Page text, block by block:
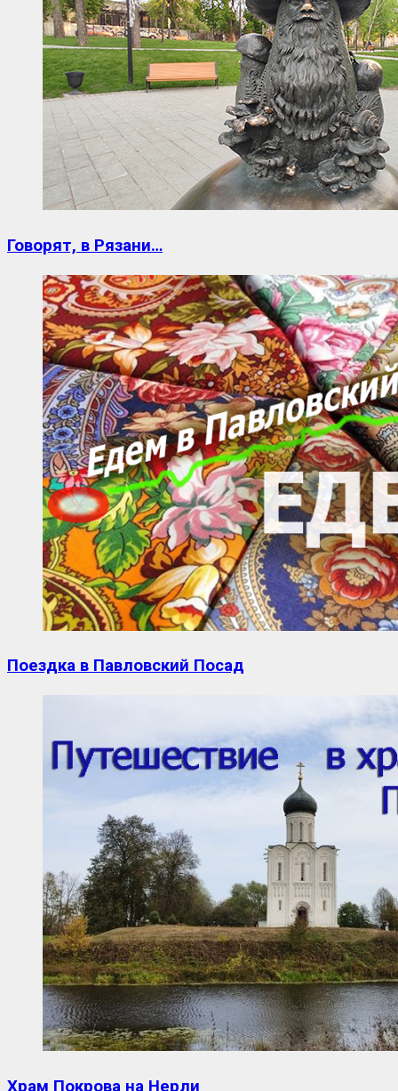
Говорят, в Рязани…
Поездка в Павловский Посад
Храм Покрова на Нерли